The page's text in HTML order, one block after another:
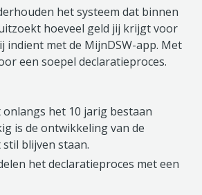
het systeem dat binnen
hoeveel geld jij krijgt voor
indient met de MijnDSW-app. Met
een soepel declaratieproces.
het 10 jarig bestaan
is de ontwikkeling van de
blijven staan.
het declaratieproces met een